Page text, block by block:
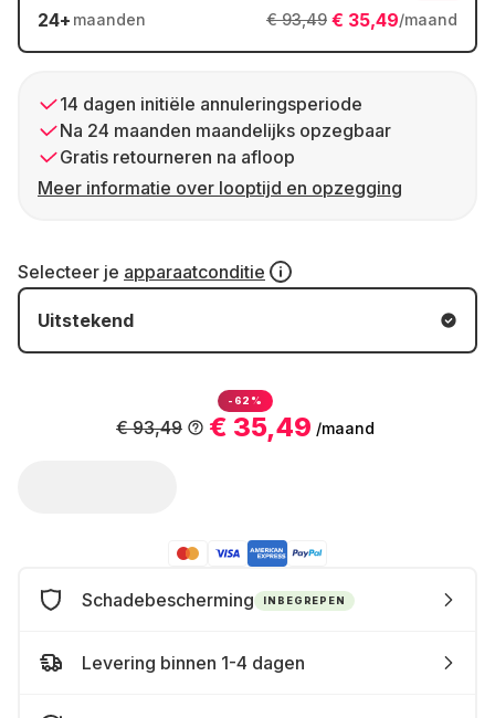
24+ maanden € 35,49/maand
€ 93,49
14 dagen initiële annuleringsperiode
Na 24 maanden maandelijks opzegbaar
Gratis retourneren na afloop
Meer informatie over looptijd en opzegging
Selecteer je apparaatconditie
Uitstekend
-62%
€ 35,49 /maand
€ 93,49
Schadebescherming INBEGREPEN
Levering binnen 1-4 dagen